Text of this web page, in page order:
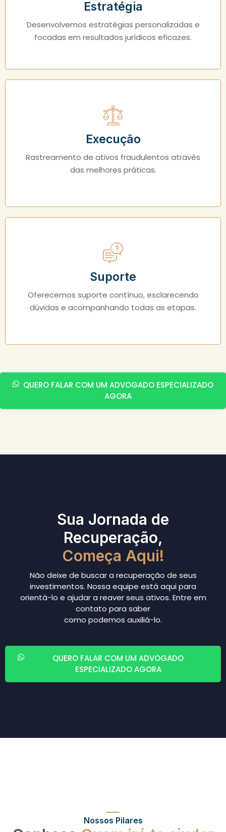
Estratégia
Desenvolvemos estratégias personalizadas e
focadas em resultados jurídicos eficazes.
Execução
Rastreamento de ativos fraudulentos através
das melhores práticas.
Suporte
Oferecemos suporte contínuo, esclarecendo
dúvidas e acompanhando todas as etapas.
QUERO FALAR COM UM ADVOGADO ESPECIALIZADO
AGORA
Sua Jornada de
Recuperação,
Começa Aqui!
Não deixe de buscar a recuperação de seus
investimentos. Nossa equipe está aqui para
orientá-lo e ajudar a reaver seus ativos. Entre em
contato para saber
como podemos auxiliá-lo.
QUERO FALAR COM UM ADVOGADO
ESPECIALIZADO AGORA
Nossos Pilares